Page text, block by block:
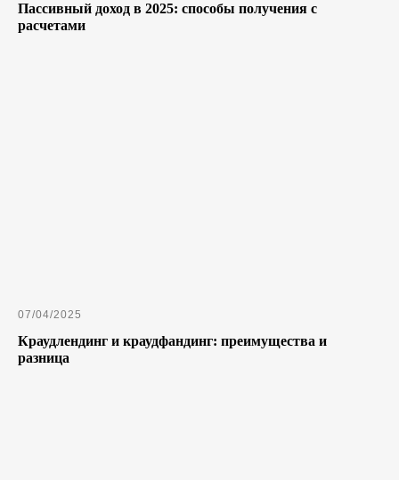
Пассивный доход в 2025: способы получения с
расчетами
07/04/2025
Краудлендинг и краудфандинг: преимущества и
разница